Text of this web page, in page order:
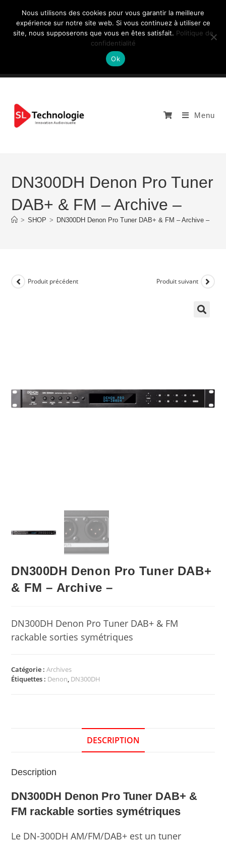
NOUS CONTACTEZ: +33 (0)4 77 81 49 35
Menu
DN300DH Denon Pro Tuner
DAB+ & FM – Archive –
> SHOP > DN300DH Denon Pro Tuner DAB+ & FM – Archive –
Produit précédent Produit suivant
DN300DH Denon Pro Tuner DAB+
& FM – Archive –
DN300DH Denon Pro Tuner DAB+ & FM
rackable sorties symétriques
Catégorie :Archives
Étiquettes : Denon, DN300DH
DESCRIPTION
Description
DN300DH Denon Pro Tuner DAB+ &
FM rackable sorties symétriques
Le DN-300DH AM/FM/DAB+ est un tuner
Nous utilisons des cookies pour vous garantir la meilleure
expérience sur notre site web. Si vous continuez à utiliser ce
site, nous supposerons que vous en êtes satisfait. Politique de
confidentialité
Ok